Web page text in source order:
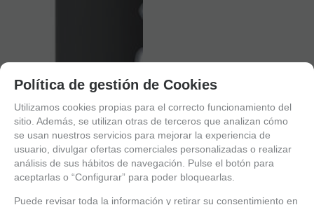
Política de gestión de Cookies
Utilizamos cookies propias para el correcto funcionamiento del
sitio. Además, se utilizan otras de terceros que analizan cómo
se usan nuestros servicios para mejorar la experiencia de
usuario, divulgar ofertas comerciales personalizadas o realizar
análisis de sus hábitos de navegación. Pulse el botón para
aceptarlas o “Configurar” para poder bloquearlas.
Puede revisar toda la información y retirar su consentimiento en